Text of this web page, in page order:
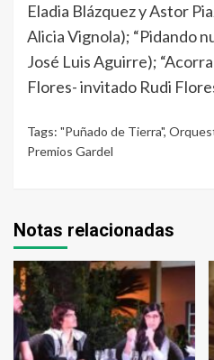
Eladia Blázquez y Astor
Alicia Vignola); “Pidando
José Luis Aguirre);
Flores- invitado Rudi
Tags: "Puñado de Tierra",
Premios Gardel
Notas relacionadas